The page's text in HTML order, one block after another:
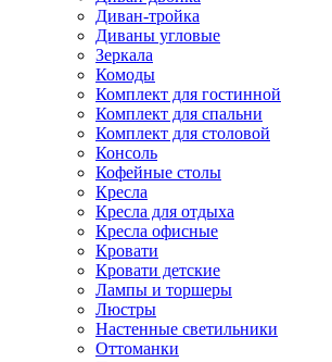
Диван-тройка
Диваны угловые
Зеркала
Комоды
Комплект для гостинной
Комплект для спальни
Комплект для столовой
Консоль
Кофейные столы
Кресла
Кресла для отдыха
Кресла офисные
Кровати
Кровати детские
Лампы и торшеры
Люстры
Настенные светильники
Оттоманки